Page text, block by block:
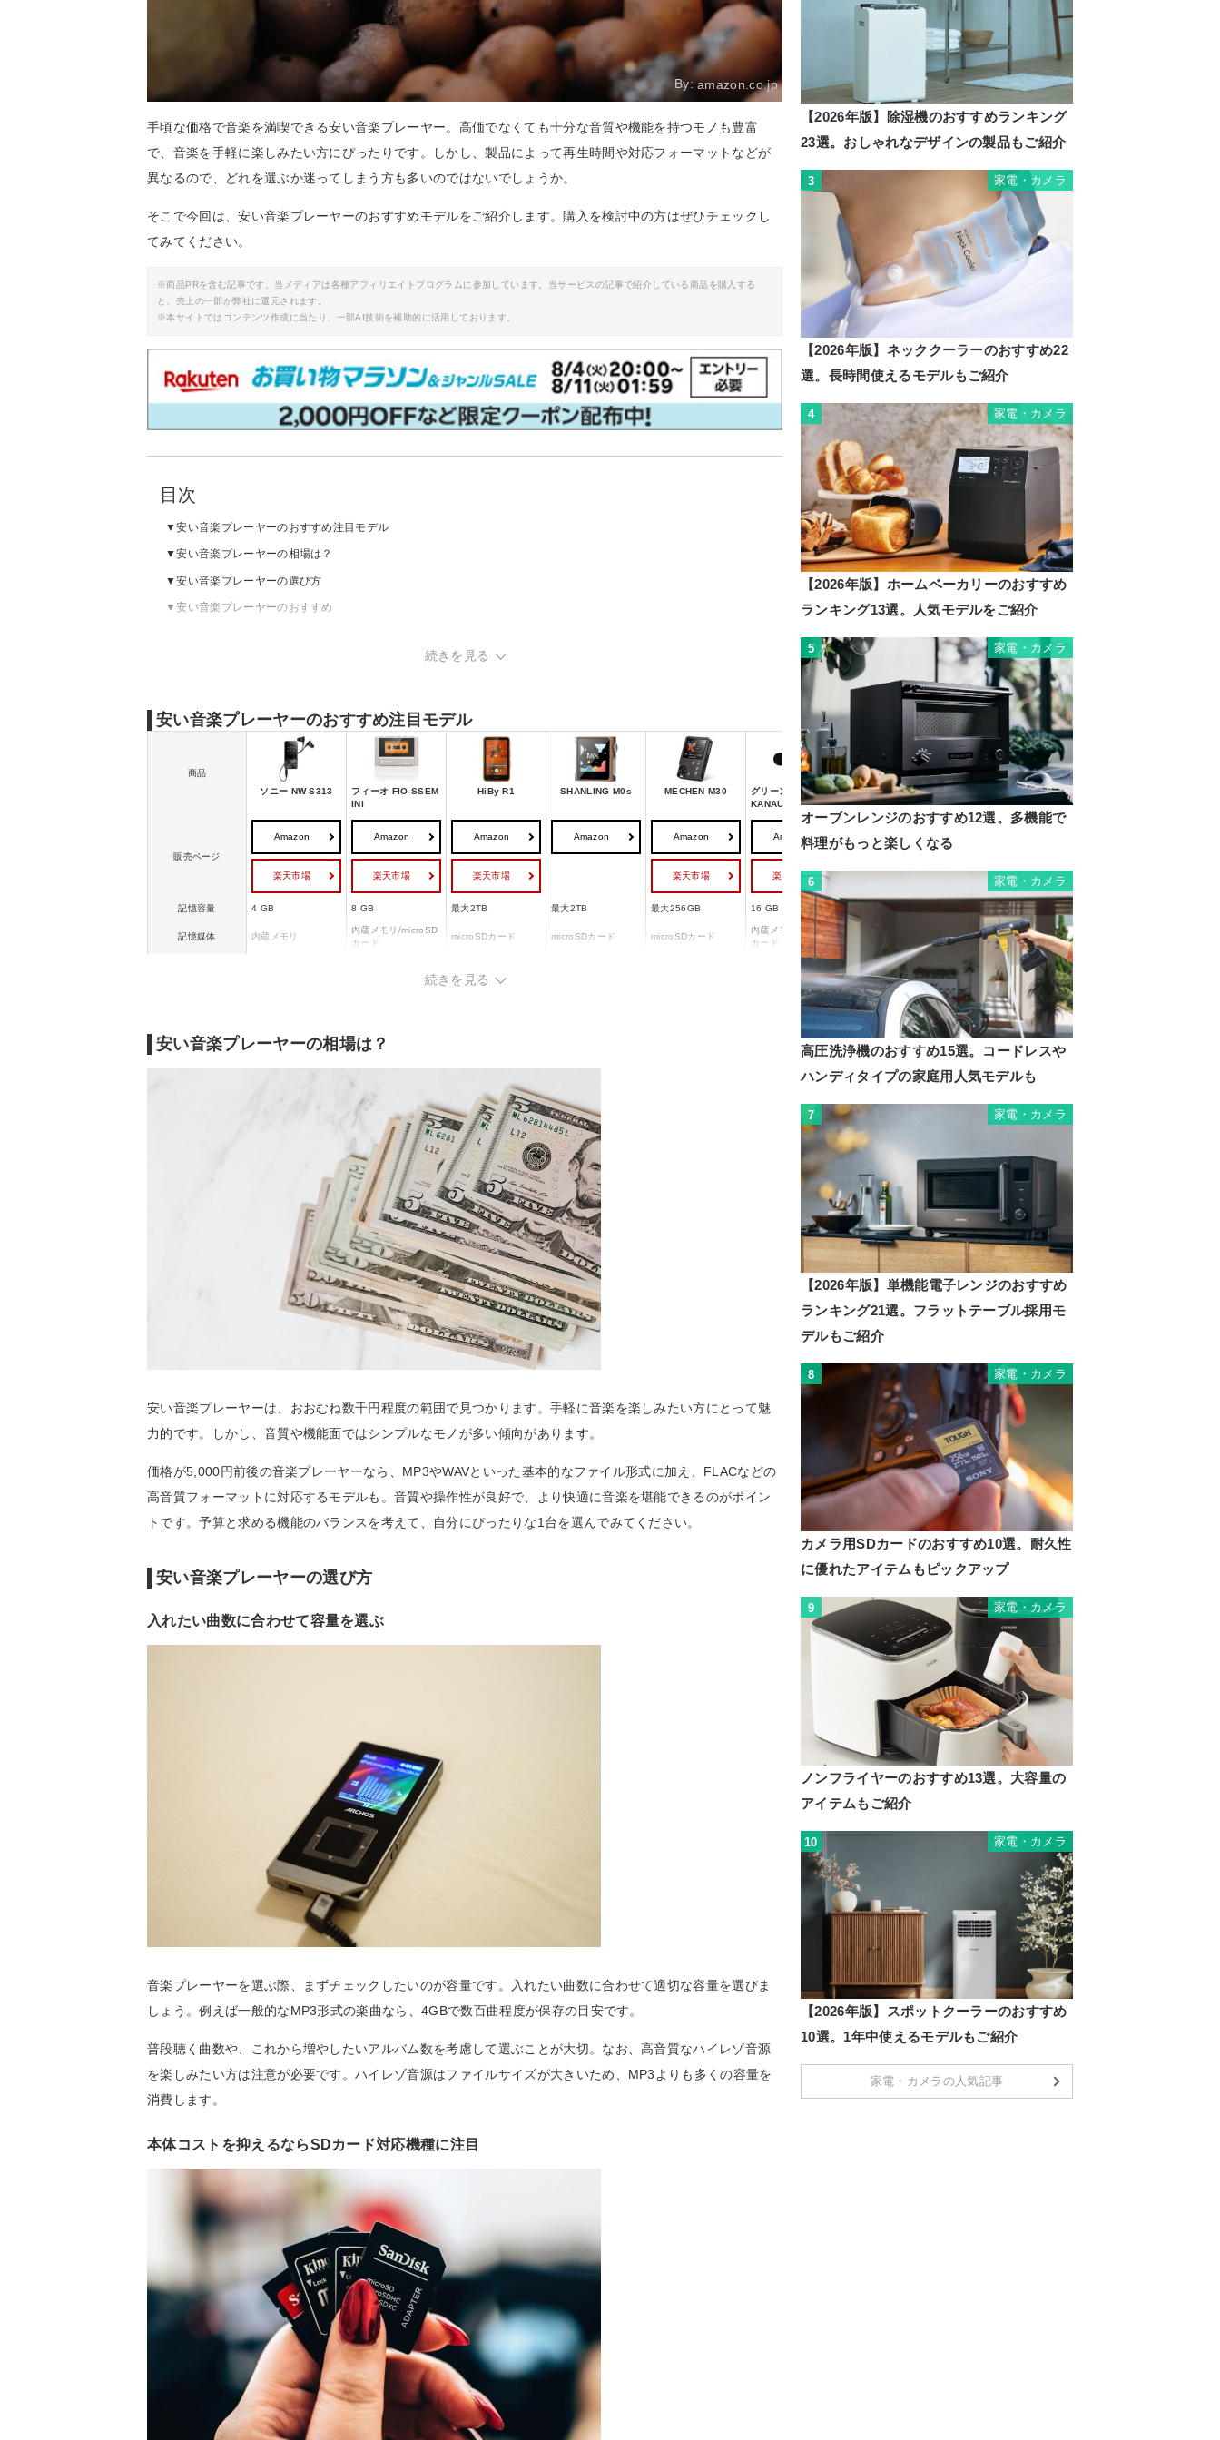
By:amazon.co.jp
手頃な価格で音楽を満喫できる安い音楽プレーヤー。高価でなくても十分な音質や機能を持つモノも豊富
で、音楽を手軽に楽しみたい方にぴったりです。しかし、製品によって再生時間や対応フォーマットなどが
異なるので、どれを選ぶか迷ってしまう方も多いのではないでしょうか。
そこで今回は、安い音楽プレーヤーのおすすめモデルをご紹介します。購入を検討中の方はぜひチェックし
てみてください。
※商品PRを含む記事です。当メディアは各種アフィリエイトプログラムに参加しています。当サービスの記事で紹介している商品を購入する
と、売上の一部が弊社に還元されます。
※本サイトではコンテンツ作成に当たり、一部AI技術を補助的に活用しております。
目次
安い音楽プレーヤーのおすすめ注目モデル
安い音楽プレーヤーの相場は？
安い音楽プレーヤーの選び方
安い音楽プレーヤーのおすすめ
続きを見る
安い音楽プレーヤーのおすすめ注目モデル
商品
ソニー NW-S313
フィーオ FIO-SSEM
INI
HiBy R1 SHANLING M0s MECHEN M30
グリーンハウス GH-
KANAUBS16
販売ページ
Amazon
楽天市場
Amazon
楽天市場
Amazon
楽天市場
Amazon Amazon
楽天市場
Amazon
楽天市場
記憶容量 4 GB 8 GB 最大2TB 最大2TB 最大256GB 16 GB
記憶媒体 内蔵メモリ
内蔵メモリ/microSD
カード
microSDカード microSDカード microSDカード
内蔵メモリ/microSD
カード
続きを見る
安い音楽プレーヤーの相場は？
安い音楽プレーヤーは、おおむね数千円程度の範囲で見つかります。手軽に音楽を楽しみたい方にとって魅
力的です。しかし、音質や機能面ではシンプルなモノが多い傾向があります。
価格が5,000円前後の音楽プレーヤーなら、MP3やWAVといった基本的なファイル形式に加え、FLACなどの
高音質フォーマットに対応するモデルも。音質や操作性が良好で、より快適に音楽を堪能できるのがポイン
トです。予算と求める機能のバランスを考えて、自分にぴったりな1台を選んでみてください。
安い音楽プレーヤーの選び方
入れたい曲数に合わせて容量を選ぶ
音楽プレーヤーを選ぶ際、まずチェックしたいのが容量です。入れたい曲数に合わせて適切な容量を選びま
しょう。例えば一般的なMP3形式の楽曲なら、4GBで数百曲程度が保存の目安です。
普段聴く曲数や、これから増やしたいアルバム数を考慮して選ぶことが大切。なお、高音質なハイレゾ音源
を楽しみたい方は注意が必要です。ハイレゾ音源はファイルサイズが大きいため、MP3よりも多くの容量を
消費します。
本体コストを抑えるならSDカード対応機種に注目
【2026年版】除湿機のおすすめランキング
23選。おしゃれなデザインの製品もご紹介
3 家電・カメラ
【2026年版】ネッククーラーのおすすめ22
選。長時間使えるモデルもご紹介
4 家電・カメラ
【2026年版】ホームベーカリーのおすすめ
ランキング13選。人気モデルをご紹介
5 家電・カメラ
オーブンレンジのおすすめ12選。多機能で
料理がもっと楽しくなる
6 家電・カメラ
高圧洗浄機のおすすめ15選。コードレスや
ハンディタイプの家庭用人気モデルも
7 家電・カメラ
【2026年版】単機能電子レンジのおすすめ
ランキング21選。フラットテーブル採用モ
デルもご紹介
8 家電・カメラ
カメラ用SDカードのおすすめ10選。耐久性
に優れたアイテムもピックアップ
9 家電・カメラ
ノンフライヤーのおすすめ13選。大容量の
アイテムもご紹介
10 家電・カメラ
【2026年版】スポットクーラーのおすすめ
10選。1年中使えるモデルもご紹介
家電・カメラの人気記事